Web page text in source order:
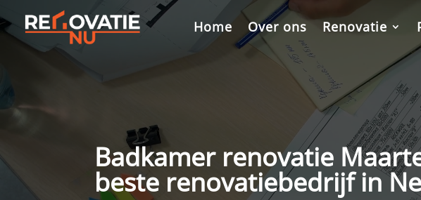
Home Over ons Renovatie
Badkamer renovatie
beste renovatiebedrijf in